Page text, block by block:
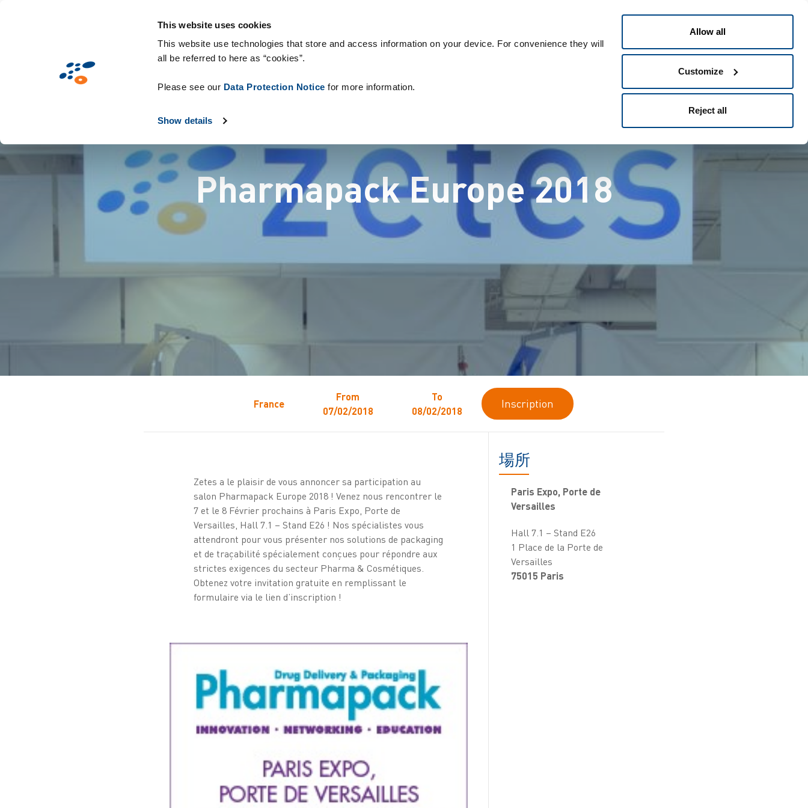
This website uses cookies
This website use technologies that store and access information on your device. For convenience they will
all be referred to here as “cookies”.
Please see our Data Protection Notice for more information.
Show details
Allow all
Customize
Reject all
に
移
業界別提案 Technologies & Consumables
Pharmapack Europe 2018
France
From
07/02/2018
To
08/02/2018
Inscription
Zetes a le plaisir de vous annoncer sa participation au
salon Pharmapack Europe 2018 ! Venez nous rencontrer le
7 et le 8 Février prochains à Paris Expo, Porte de
Versailles, Hall 7.1 – Stand E26 ! Nos spécialistes vous
attendront pour vous présenter nos solutions de packaging
et de traçabilité spécialement conçues pour répondre aux
strictes exigences du secteur Pharma & Cosmétiques.
Obtenez votre invitation gratuite en remplissant le
formulaire via le lien d’inscription !
場所
Paris Expo, Porte de
Versailles
Hall 7.1 – Stand E26
1 Place de la Porte de
Versailles
75015 Paris